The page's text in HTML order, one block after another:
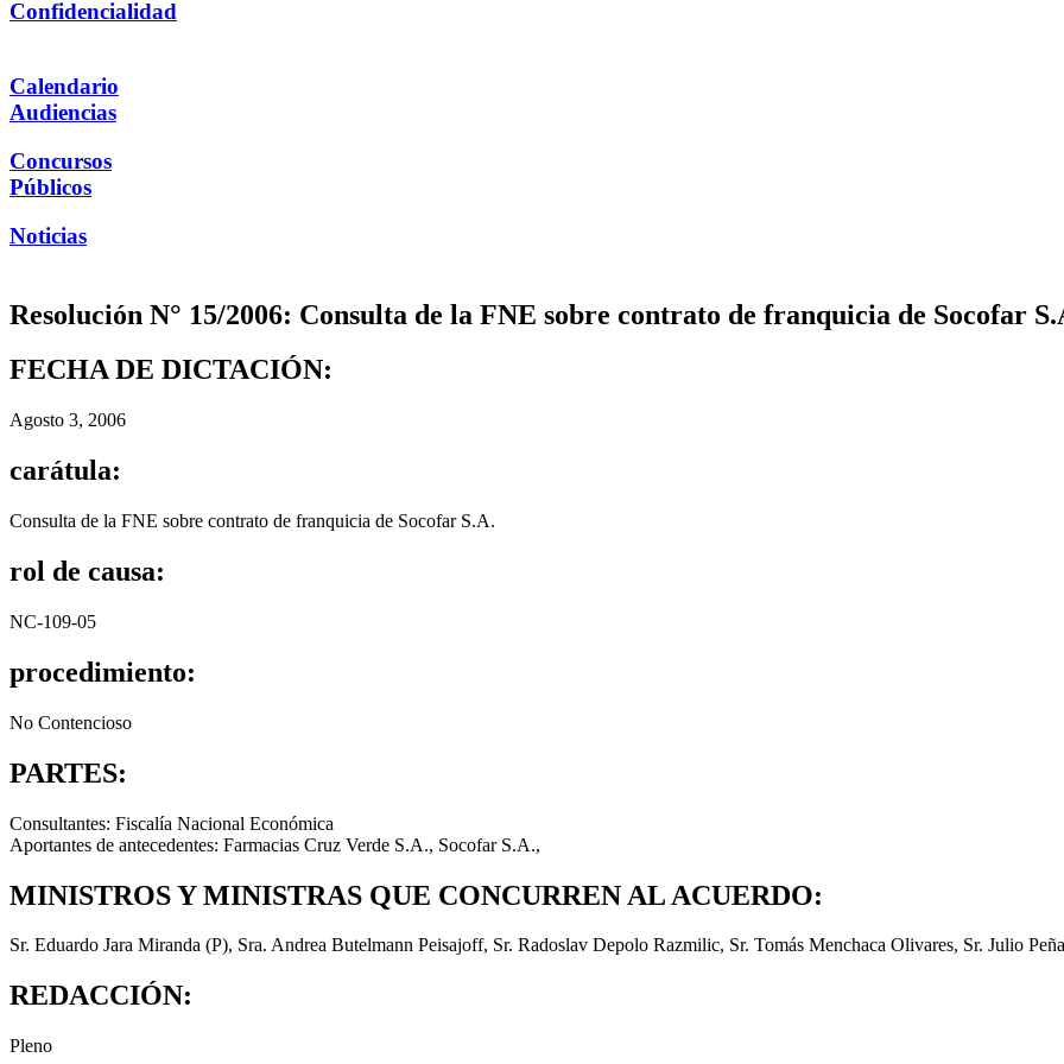
Confidencialidad
Calendario
Audiencias
Concursos
Públicos
Noticias
Resolución N° 15/2006: Consulta de la FNE sobre contrato de franquicia de Socofar
FECHA DE DICTACIÓN:
Agosto 3, 2006
carátula:
Consulta de la FNE sobre contrato de franquicia de Socofar S.A.
rol de causa:
NC-109-05
procedimiento:
No Contencioso
PARTES:
Consultantes: Fiscalía Nacional Económica
Aportantes de antecedentes: Farmacias Cruz Verde S.A., Socofar S.A.,
MINISTROS Y MINISTRAS QUE CONCURREN AL ACUERDO:
Sr. Eduardo Jara Miranda (P), Sra. Andrea Butelmann Peisajoff, Sr. Radoslav Depolo Razmilic, Sr. Tomás Menchaca Olivares, Sr. Julio
REDACCIÓN:
Pleno